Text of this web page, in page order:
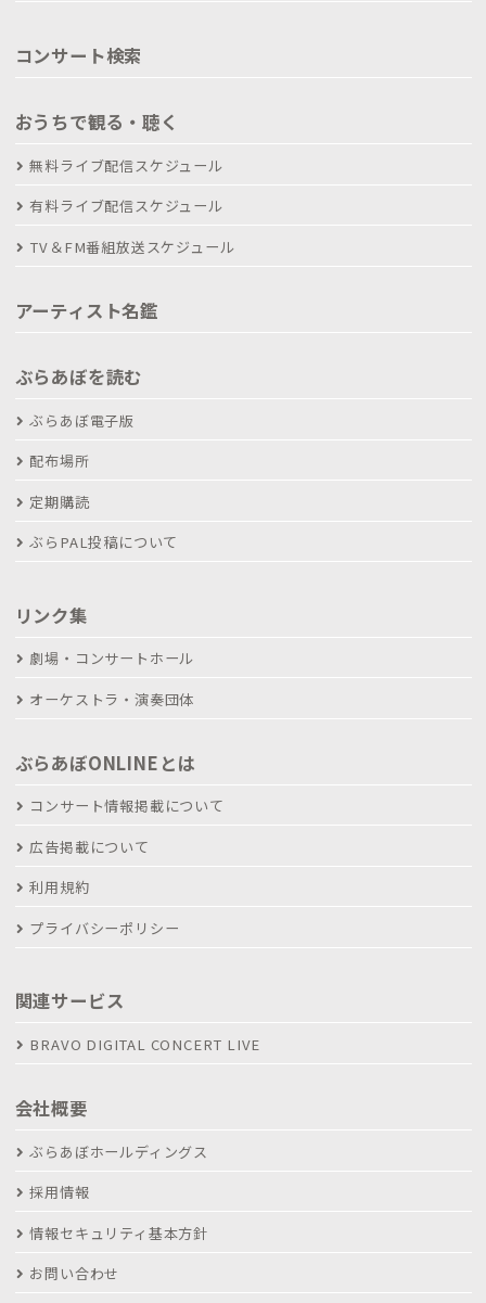
コンサート検索
おうちで観る・聴く
無料ライブ配信スケジュール
有料ライブ配信スケジュール
TV＆FM番組放送スケジュール
アーティスト名鑑
ぶらあぼを読む
ぶらあぼ電子版
配布場所
定期購読
ぶらPAL投稿について
リンク集
劇場・コンサートホール
オーケストラ・演奏団体
ぶらあぼONLINEとは
コンサート情報掲載について
広告掲載について
利用規約
プライバシーポリシー
関連サービス
BRAVO DIGITAL CONCERT LIVE
会社概要
ぶらあぼホールディングス
採用情報
情報セキュリティ基本方針
お問い合わせ